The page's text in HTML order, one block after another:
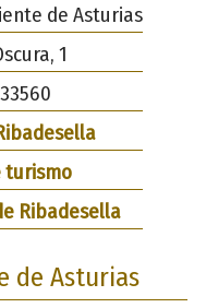
de Asturias
1
turismo
Ribadesella
de Asturias